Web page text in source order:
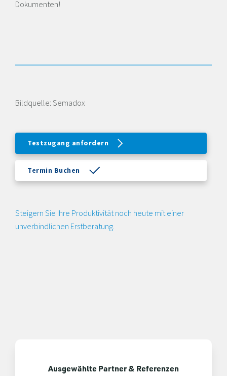
Dokumenten!
Bildquelle: Semadox
Testzugang anfordern
Termin Buchen
Steigern Sie Ihre Produktivität noch heute mit einer
unverbindlichen Erstberatung.
Ausgewählte Partner & Referenzen